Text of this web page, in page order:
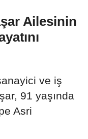
Ailesinin
ve iş
91 yaşında
Asri